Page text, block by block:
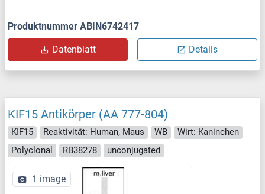
Produktnummer ABIN6742417
Datenblatt Details
KIF15 Antikörper (AA 777-804)
KIF15 Reaktivität: Human, Maus WB
Wirt: Kaninchen
Polyclonal
RB38278 unconjugated
1 image